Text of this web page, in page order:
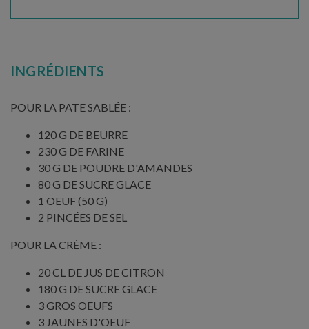
INGRÉDIENTS
POUR LA PATE SABLÉE :
120 G DE BEURRE
230 G DE FARINE
30 G DE POUDRE D'AMANDES
80 G DE SUCRE GLACE
1 OEUF (50 G)
2 PINCÉES DE SEL
POUR LA CRÈME :
20 CL DE JUS DE CITRON
180 G DE SUCRE GLACE
3 GROS OEUFS
3 JAUNES D'OEUF